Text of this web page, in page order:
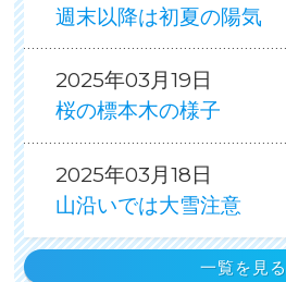
週末以降は初夏の陽気
2025年03月19日
桜の標本木の様子
2025年03月18日
山沿いでは大雪注意
一覧を見る